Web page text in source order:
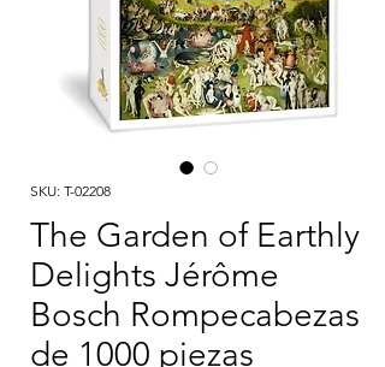
SKU: T-02208
The Garden of Earthly
Delights Jérôme
Bosch Rompecabezas
de 1000 piezas